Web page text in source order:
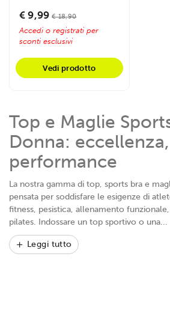
€ 9,99 € 18,90
Accedi o registrati per
sconti esclusivi
Vedi prodotto
Top e Maglie
Donna:
performance
La nostra gamma di top, sports bra e
pensata per soddisfare le esigenze di
fitness, pesistica, allenamento
pilates. Indossare un top sportivo o una...
Leggi tutto